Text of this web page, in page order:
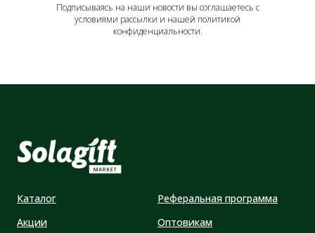
Подписываясь на наши новости вы соглашаетесь с
условиями рассылки и нашей политикой
конфиденциальности.
Каталог
Акции
Реферальная программа
Оптовикам